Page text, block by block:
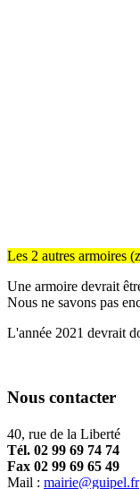
Les 2 autres armoires
Une armoire devrait
Nous ne savons pas
L'année 2021 devrait
Nous contacter
40, rue de la Liberté
Tél. 02 99 69 74 74
Fax 02 99 69 65 49
Mail : mairie@guipel.fr